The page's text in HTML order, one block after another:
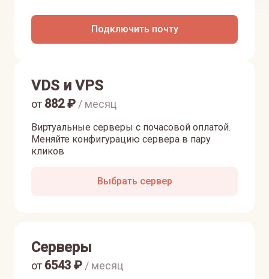
Подключить почту
VDS и VPS
Виртуальные серверы с почасовой оплатой.
Меняйте конфигурацию сервера в пару
кликов
от 882₽ / месяц
Выбрать сервер
Серверы
от 6543 ₽ / месяц